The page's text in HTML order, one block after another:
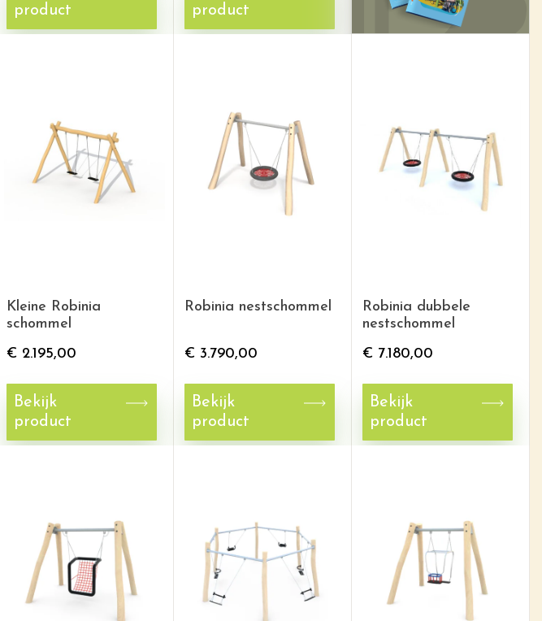
product
product
Kleine Robinia
schommel
€ 2.195,00
Bekijk
product
Robinia nestschommel
€ 3.790,00
Bekijk
product
Robinia dubbele
nestschommel
€ 7.180,00
Bekijk
product